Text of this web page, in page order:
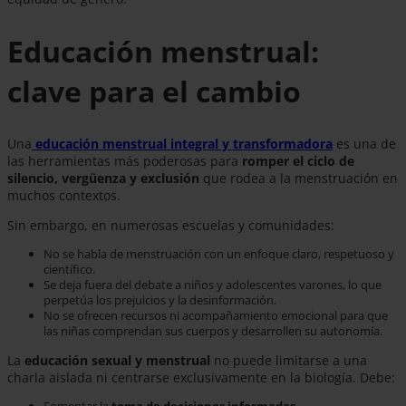
Educación menstrual:
clave para el cambio
Una educación menstrual integral y transformadora es una de
las herramientas más poderosas para romper el ciclo de
silencio, vergüenza y exclusión que rodea a la menstruación en
muchos contextos.
Sin embargo, en numerosas escuelas y comunidades:
No se habla de menstruación con un enfoque claro, respetuoso y
científico.
Se deja fuera del debate a niños y adolescentes varones, lo que
perpetúa los prejuicios y la desinformación.
No se ofrecen recursos ni acompañamiento emocional para que
las niñas comprendan sus cuerpos y desarrollen su autonomía.
La educación sexual y menstrual no puede limitarse a una
charla aislada ni centrarse exclusivamente en la biología. Debe: